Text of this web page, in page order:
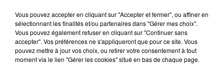
Incendie au Mont-Boron : deux jeunes condamnés à six mois de
prison...
Vous pouvez accepter en cliquant sur "Accepter et fermer", ou affiner en
sélectionnant les finalités et/ou partenaires dans "Gérer mes choix".
Vous pouvez également refuser en cliquant sur "Continuer sans
accepter". Vos préférences ne s'appliqueront que pour ce site. Vous
pouvez mettre à jour vos choix, ou retirer votre consentement à tout
moment via le lien "Gérer les cookies" situé en bas de chaque page.